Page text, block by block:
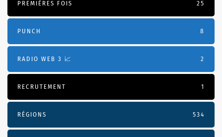
PREMIÈRES FOIS 25
PUNCH 8
RADIO WEB 3 📈 2
RECRUTEMENT 1
RÉGIONS 534